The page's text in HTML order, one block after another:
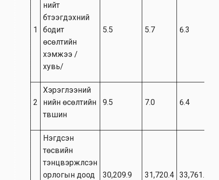
1
нийт
бүтээгдэхүүний
бодит
өсөлтийн
хэмжээ /
хувь/
5.5 5.7 6.3
2
Хэрэглээний
үнийн өсөлтийн
түвшин
9.5 7.0 6.4
Нэгдсэн
төсвийн
тэнцвэржүүлсэн
орлогын доод
30,209.9 31,720.4 33,761.0